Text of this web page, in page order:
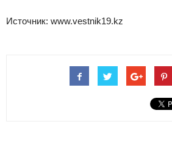
Источник: www.vestnik19.kz